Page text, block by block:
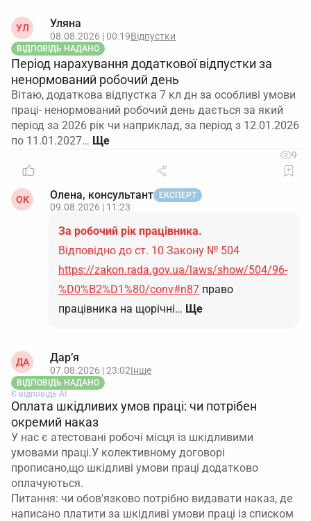
УЛ Уляна
08.08.2026 | 00:19Відпустки
ВІДПОВІДЬ НАДАНО
Період нарахування додаткової відпустки за
ненормований робочий день
Вітаю, додаткова відпустка 7 кл дн за особливі умови
праці- ненормований робочий день дається за який
період за 2026 рік чи наприклад, за період з 12.01.2026
по 11.01.2027…
9
ОК Олена, консультант ЕКСПЕРТ
09.08.2026 | 11:23
За робочий рік працівника.
Відповідно до ст. 10 Закону № 504
https://zakon.rada.gov.ua/laws/show/504/96-
%D0%B2%D1%80/conv#n87 право
працівника на щорічні… Ще
ДА Дар’я
07.08.2026 | 23:02Інше
ВІДПОВІДЬ НАДАНО
Є відповідь АІ
Оплата шкідливих умов праці: чи потрібен
окремий наказ
У нас є атестовані робочі місця із шкідливими
умовами праці.У колективному договорі
прописано,що шкідливі умови праці додатково
оплачуються.
Питання: чи обов'язково потрібно видавати наказ, де
написано платити за шкідливі умови праці із списком